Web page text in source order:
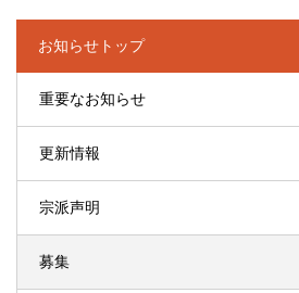
お知らせトップ
重要なお知らせ
更新情報
宗派声明
募集